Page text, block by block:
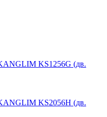
KS1256G (дв.
KS2056H (дв.